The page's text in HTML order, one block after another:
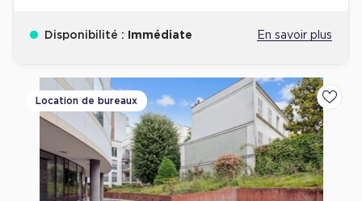
Disponibilité : Immédiate En savoir plus
Location de bureaux